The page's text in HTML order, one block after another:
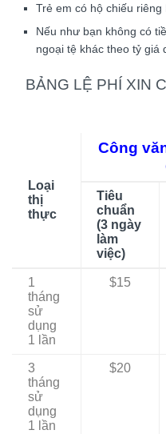
Trẻ em có hộ chiếu
Nếu như bạn không có
ngoại tệ khác theo tỷ giá
BẢNG LỆ PHÍ XIN
Loại
thị
thực
Công
Tiêu
chuẩn
(3 ngày
làm
việc)
1
tháng
sử
dụng
1 lần
$15
3
tháng
sử
dụng
1 lần
$20